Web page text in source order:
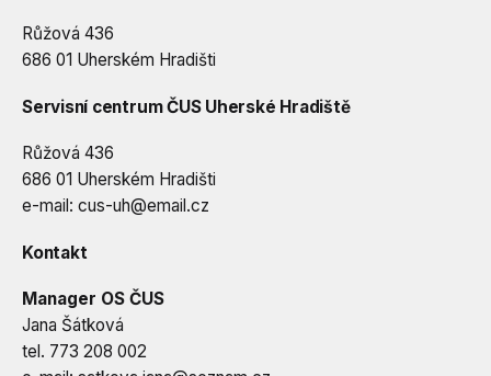
Růžová 436
686 01 Uherském Hradišti
Servisní centrum ČUS Uherské Hradiště
Růžová 436
686 01 Uherském Hradišti
e-mail: cus-uh@email.cz
Kontakt
Manager OS ČUS
Jana Šátková
tel. 773 208 002